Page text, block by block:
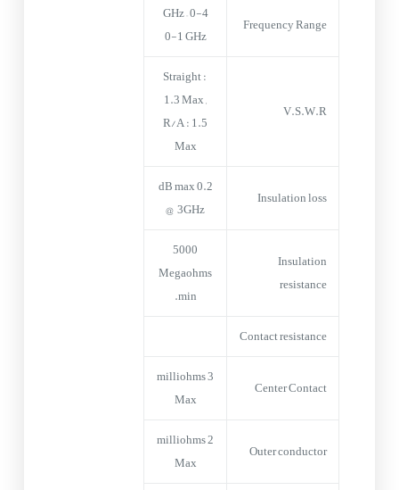
Frequency Range
0-4 GHz –
0-1 GHz
V.S.W.R
Straight :
1.3 Max ,
R/A : 1.5
Max
Insulation loss
0.2 dB max
@ 3GHz
Insulation
resistance
5000
Megaohms
min.
Contact resistance
Center Contact
3 milliohms
Max
Outer conductor
2 milliohms
Max